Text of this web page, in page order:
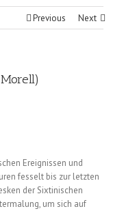
Previous Next
Ereignissen und
fesselt bis zur letzten
der Sixtinischen
um sich auf